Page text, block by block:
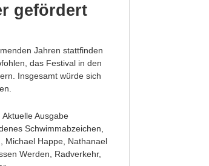
gefördert
Jahren stattfinden
das Festival in den
Insgesamt würde sich
Aktuelle Ausgabe
Schwimmabzeichen
Michael Happe, Nathanael
Werden Radverkehr,